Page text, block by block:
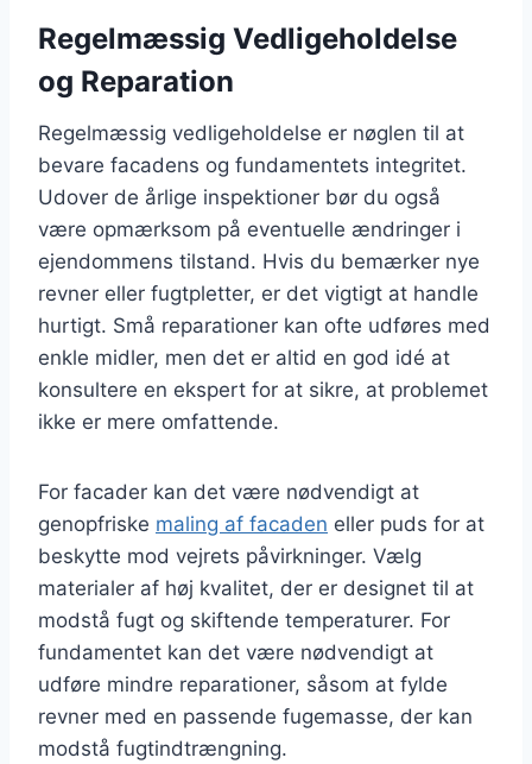
Regelmæssig Vedligeholdelse
og Reparation
Regelmæssig vedligeholdelse er nøglen til at
bevare facadens og fundamentets integritet.
Udover de årlige inspektioner bør du også
være opmærksom på eventuelle ændringer i
ejendommens tilstand. Hvis du bemærker nye
revner eller fugtpletter, er det vigtigt at handle
hurtigt. Små reparationer kan ofte udføres med
enkle midler, men det er altid en god idé at
konsultere en ekspert for at sikre, at problemet
ikke er mere omfattende.
For facader kan det være nødvendigt at
genopfriske maling af facaden eller puds for at
beskytte mod vejrets påvirkninger. Vælg
materialer af høj kvalitet, der er designet til at
modstå fugt og skiftende temperaturer. For
fundamentet kan det være nødvendigt at
udføre mindre reparationer, såsom at fylde
revner med en passende fugemasse, der kan
modstå fugtindtrængning.